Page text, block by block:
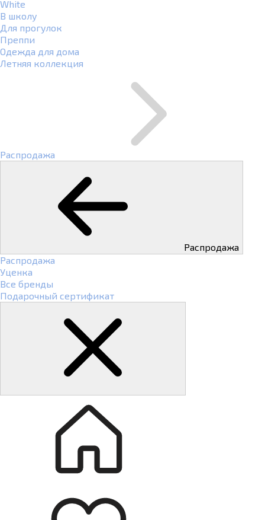
White
В школу
Для прогулок
Преппи
Одежда для дома
Летняя коллекция
Распродажа
Распродажа
Распродажа
Уценка
Все бренды
Подарочный сертификат